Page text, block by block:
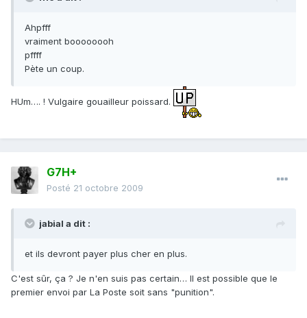
Ahpfff
vraiment boooooooh
pffff
Pète un coup.
HUm…. ! Vulgaire gouailleur poissard.
G7H+
Posté 21 octobre 2009
jabial a dit :
et ils devront payer plus cher en plus.
C'est sûr, ça ? Je n'en suis pas certain… Il est possible que le
premier envoi par La Poste soit sans "punition".